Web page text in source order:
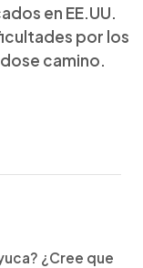
en EE.UU.
por los
camino.
¿Cree que